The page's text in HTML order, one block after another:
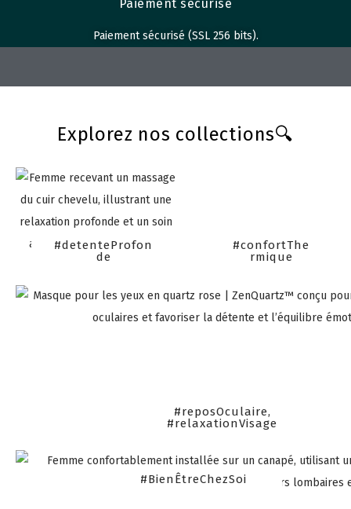
Paiement sécurisé
Paiement sécurisé (SSL 256 bits).
Explorez nos collections🔍
#detenteProfon
de
#confortThe
rmique
#reposOculaire,
#relaxationVisage
#BienÊtreChezSoi